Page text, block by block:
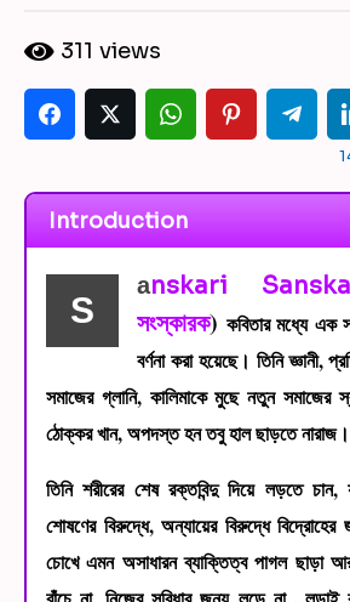
o
y
e
r
a
y
S
d
t
M
311 views
Introduction
S
anskari
সংস্কারক) কবিতার মধ্যে এক
বর্ণনা করা হয়েছে। তিনি জ্ঞানী,
সমাজের গ্লানি, কালিমাকে মুছে নতুন সমাজের
ঠোক্কর খান, অপদস্ত হন তবু হাল ছাড়তে নারাজ।
তিনি শরীরের শেষ রক্তবিন্দু দিয়ে লড়তে চান,
শোষণের বিরুদ্ধে, অন্যায়ের বিরুদ্ধে
চোখে এমন অসাধারন ব্যাক্তিত্ব পাগল ছাড়া